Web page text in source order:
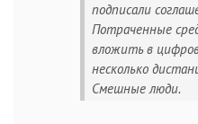
подписали
Потраченные
вложить в
несколько
Смешные люди.